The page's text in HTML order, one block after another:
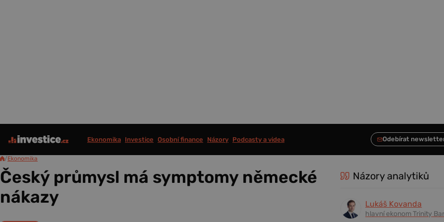
Ekonomika Investice Osobní finance Názory Podcasty a videa
/Ekonomika
Český průmysl má symptomy německé
nákazy
Názory analytiků
Lukáš Kovanda
hlavní ekonom Trinity